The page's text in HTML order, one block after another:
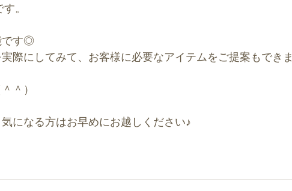
。
です◎
際にしてみて、お客様に必要なアイテムをご提案もできま
＾）
になる方はお早めにお越しください♪